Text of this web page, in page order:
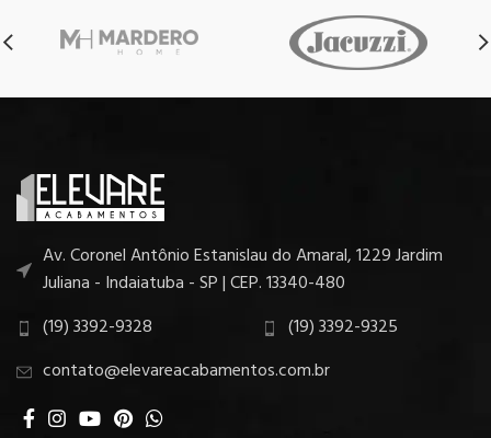
Av. Coronel Antônio Estanislau do Amaral, 1229 Jardim
Juliana - Indaiatuba - SP | CEP. 13340-480
(19) 3392-9328
(19) 3392-9325
contato@elevareacabamentos.com.br